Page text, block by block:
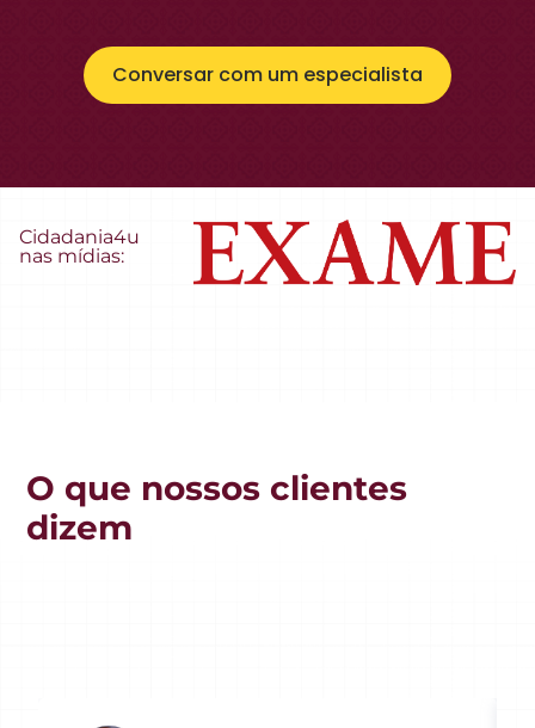
Conversar com um especialista
Cidadania4u
nas mídias:
O que nossos clientes
dizem